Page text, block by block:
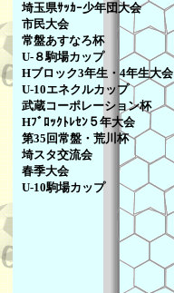
埼玉県ｻｯｶｰ少年団大会
市民大会
常盤あすなろ杯
U-８駒場カップ
Hブロック3年生・4年生大会
U-10エネクルカップ
武蔵コーポレーション杯
Hﾌﾞﾛｯｸﾄﾚｾﾝ５年大会
第35回常盤・荒川杯
埼スタ交流会
春季大会
U-10駒場カップ